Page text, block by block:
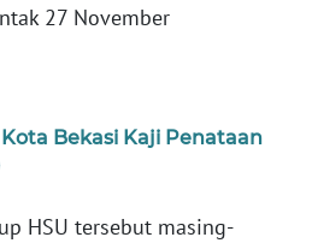
27 November
Bekasi Kaji Penataan
HSU tersebut masing-